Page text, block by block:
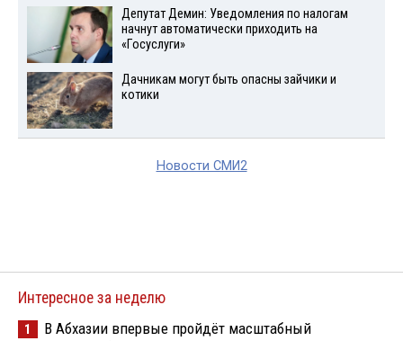
Депутат Демин: Уведомления по налогам
начнут автоматически приходить на
«Госуслуги»
Дачникам могут быть опасны зайчики и
котики
Новости СМИ2
Интересное за неделю
1
В Абхазии впервые пройдёт масштабный